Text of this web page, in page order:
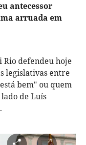
antecessor
arruada em
Rio defendeu hoje
legislativas entre
bem" ou quem
de Luís